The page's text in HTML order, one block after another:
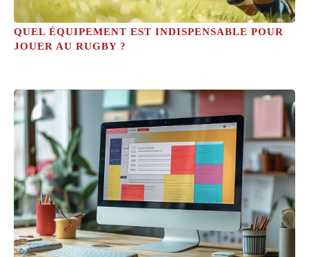
QUEL ÉQUIPEMENT EST INDISPENSABLE POUR
JOUER AU RUGBY ?